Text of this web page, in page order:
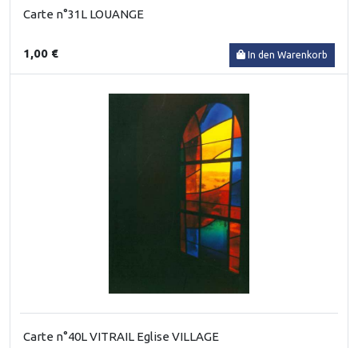
Carte n°31L LOUANGE
1,00 € In den Warenkorb
Carte n°40L VITRAIL Eglise VILLAGE